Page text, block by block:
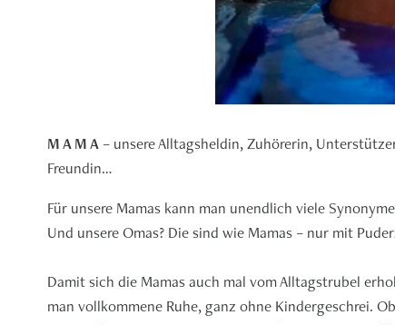
M A M A – unsere Alltagsheldin, Zuhörerin,
Freundin…
Für unsere Mamas kann man unendlich viele
Und unsere Omas? Die sind wie Mamas – nur mit
Damit sich die Mamas auch mal vom Alltagstrubel
man vollkommene Ruhe, ganz ohne Kindergeschrei.